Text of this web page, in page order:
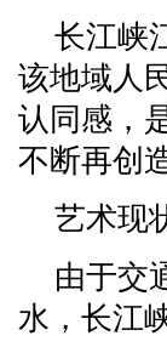
长江峡
该地域人
认同感，
不断再创
艺术现
由于交
水，长江